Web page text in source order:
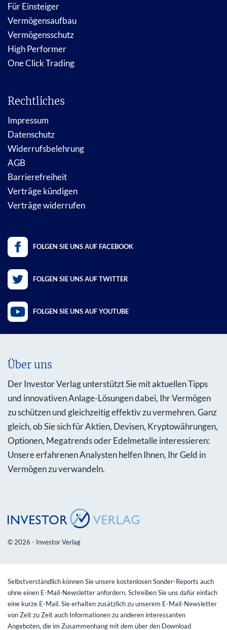
Für Einsteiger
Vermögensaufbau
Vermögensschutz
High Performer
One Click Trading
Rechtliches
Impressum
Datenschutz
Widerrufsbelehrung
AGB
Barrierefreiheit
Verträge kündigen
Verträge widerrufen
FOLGEN SIE UNS AUF FACEBOOK
FOLGEN SIE UNS AUF TWITTER
FOLGEN SIE UNS AUF YOUTUBE
Über uns
Der Investor Verlag unterstützt Sie mit aktuellen Tipps
und innovativen Anlage-Lösungen dabei, Ihr Vermögen
zu schützen und gleichzeitig effektiv zu vermehren. Ganz
gleich, ob Sie sich für Aktien, Devisen, Kryptowährungen,
Optionen, Megatrends oder Edelmetalle interessieren:
Unsere erfahrenen Analysten helfen Ihnen, Ihr Geld in
Vermögen zu verwandeln.
© 2026 - Investor Verlag
Selbstverständlich können Sie unsere kostenlosen Sonder-Reports auch
ohne einen E-Mail-Newsletter anfordern. Schreiben Sie uns dafür einfach
eine kurze E-Mail. Sie erhalten zusätzlich zu unserem E-Mail-Newsletter
von Zeit zu Zeit auch Informationen zu anderen interessanten
Angeboten, die im Zusammenhang mit dem über den Download